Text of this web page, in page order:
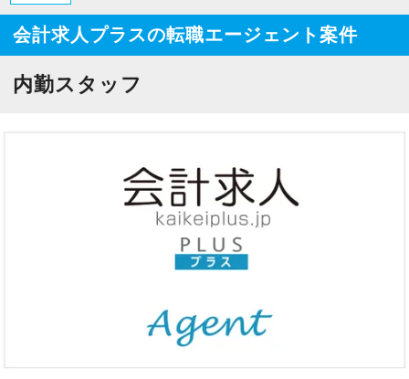
今すぐ会員登録
PC版サイトを見る
会計求人プラスの転職エージェント案件
内勤スタッフ